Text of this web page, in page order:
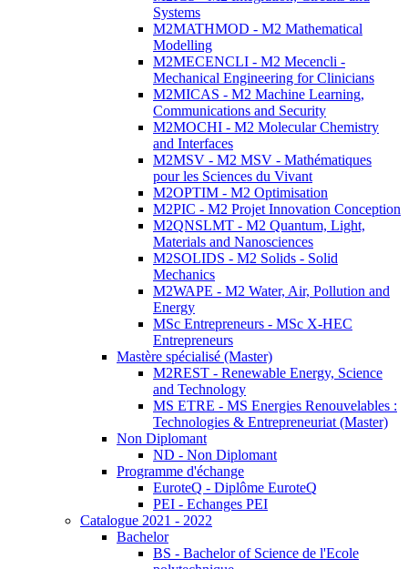
Systems
M2MATHMOD - M2 Mathematical
Modelling
M2MECENCLI - M2 Mecencli -
Mechanical Engineering for Clinicians
M2MICAS - M2 Machine Learning,
Communications and Security
M2MOCHI - M2 Molecular Chemistry
and Interfaces
M2MSV - M2 MSV - Mathématiques
pour les Sciences du Vivant
M2OPTIM - M2 Optimisation
M2PIC - M2 Projet Innovation Conception
M2QNSLMT - M2 Quantum, Light,
Materials and Nanosciences
M2SOLIDS - M2 Solids - Solid
Mechanics
M2WAPE - M2 Water, Air, Pollution and
Energy
MSc Entrepreneurs - MSc X-HEC
Entrepreneurs
Mastère spécialisé (Master)
M2REST - Renewable Energy, Science
and Technology
MS ETRE - MS Energies Renouvelables :
Technologies & Entrepreneuriat (Master)
Non Diplomant
ND - Non Diplomant
Programme d'échange
EuroteQ - Diplôme EuroteQ
PEI - Echanges PEI
Catalogue 2021 - 2022
Bachelor
BS - Bachelor of Science de l'Ecole